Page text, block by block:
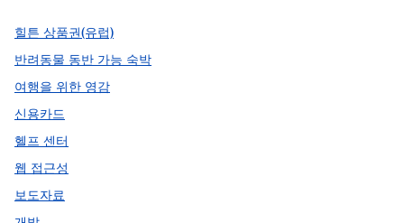
힐튼 상품권(유럽)
반려동물 동반 가능 숙박
여행을 위한 영감
신용카드
헬프 센터
웹 접근성
보도자료